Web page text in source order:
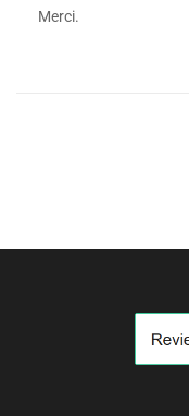
Merci.